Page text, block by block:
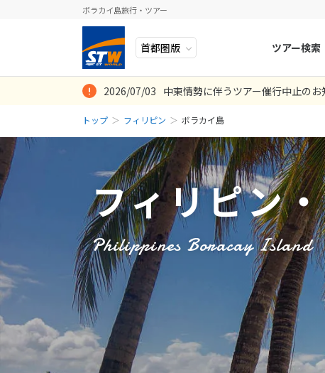
ボラカイ島旅行・ツアー
ツアー検索
ヨーロッパ
中近東・トルコ
アフリカ
アジア
ロシア・中央アジア
アメリカ・カナダ
中南米・カリブ海
モルディブ・他インド洋
太平洋地域
オセアニア
ハワイ
イタリア
ベルギー
スイス
ポーランド
スウェーデ
ラトビア
スロヴェニ
北マケドニ
人気のテーマ
お得な旅
誰と行く？
目的
秋旅
2026/07/03 中東情勢に伴うツアー催行中止のお
トップ フィリピン ボラカイ島
フィリピン
Philippines Boracay Island
日 月
2
3
9
10
16
17
23
24
30
31
2026年10月
安心して楽しむ
た。 この2年間、
取り戻す事が出
また海外旅行に
投稿日：2026-
投稿日：2026-
なビーチも全て
投稿日：2026-
投稿日：2026-
はうれしかった
も快適に過ごし
ラボラカイのツ
投稿日：2023-
す。
投稿日：2020-
投稿日：2020-
親切で安心した
投稿日：2019-